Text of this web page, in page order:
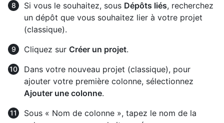
Si vous le souhaitez, sous Dépôts liés, recherchez
un dépôt que vous souhaitez lier à votre projet
(classique).
Cliquez sur Créer un projet.
Dans votre nouveau projet (classique), pour
ajouter votre première colonne, sélectionnez
Ajouter une colonne.
Sous « Nom de colonne », tapez le nom de la